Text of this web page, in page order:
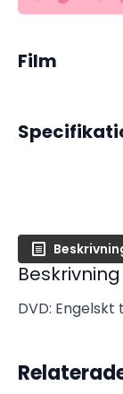
Borgnine
(Begagnad
mängd
Film
Beskrivning
DVD: Engelskt